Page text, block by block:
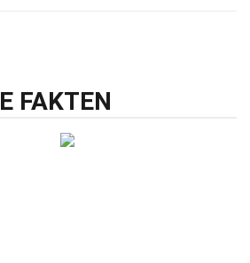
FAKTEN